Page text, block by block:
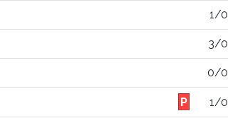
1/0
3/0
0/0
1/0